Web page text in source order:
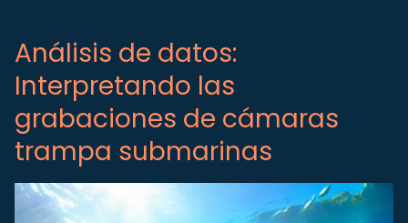
Análisis de datos:
Interpretando las
grabaciones de cámaras
trampa submarinas